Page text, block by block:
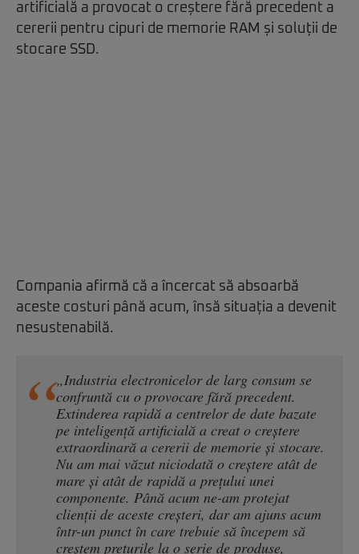
artificială a provocat o creștere fără precedent a
cererii pentru cipuri de memorie RAM și soluții de
stocare SSD.
Compania afirmă că a încercat să absoarbă
aceste costuri până acum, însă situația a devenit
nesustenabilă.
„Industria electronicelor de larg consum se
confruntă cu o provocare fără precedent.
Extinderea rapidă a centrelor de date bazate
pe inteligență artificială a creat o creștere
extraordinară a cererii de memorie și stocare.
Nu am mai văzut niciodată o creștere atât de
mare și atât de rapidă a prețului unei
componente. Până acum ne-am protejat
clienții de aceste creșteri, dar am ajuns acum
într-un punct în care trebuie să începem să
creștem prețurile la o serie de produse,